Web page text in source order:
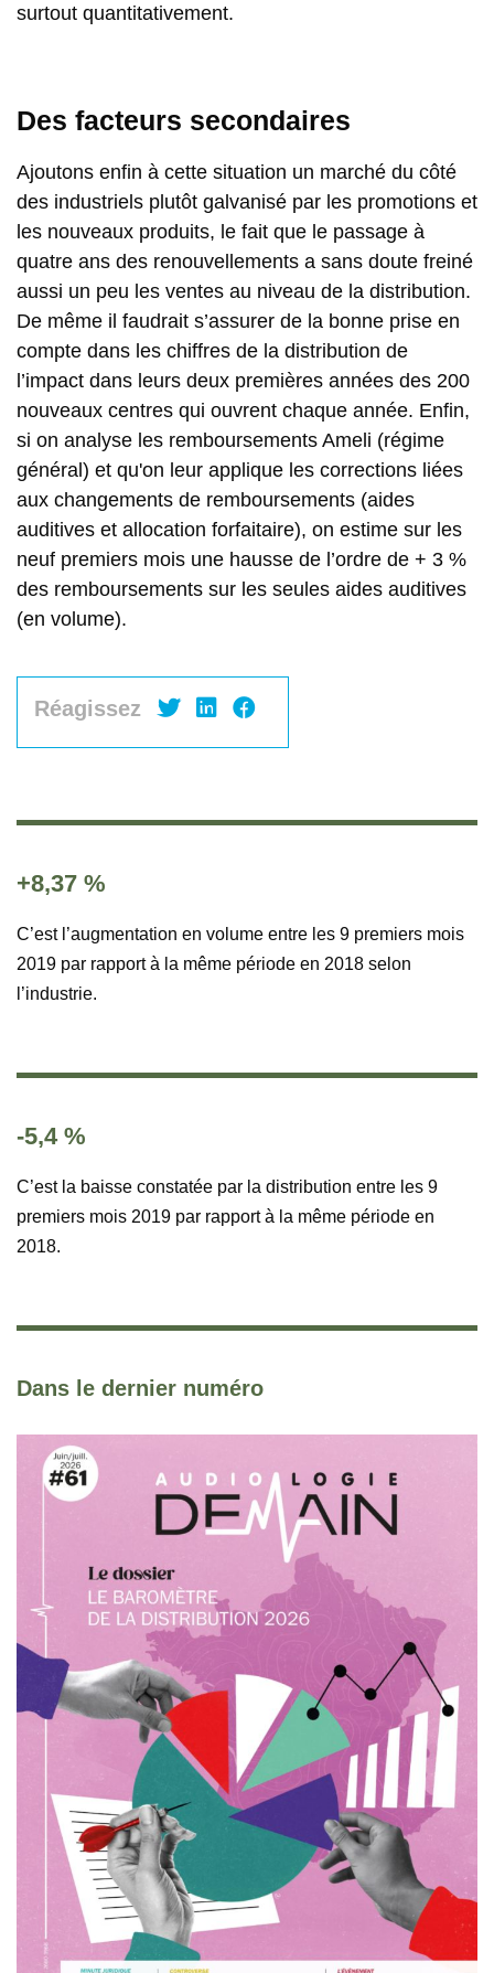
surtout quantitativement.
Des facteurs secondaires
Ajoutons enfin à cette situation un marché du côté
des industriels plutôt galvanisé par les promotions et
les nouveaux produits, le fait que le passage à
quatre ans des renouvellements a sans doute freiné
aussi un peu les ventes au niveau de la distribution.
De même il faudrait s’assurer de la bonne prise en
compte dans les chiffres de la distribution de
l’impact dans leurs deux premières années des 200
nouveaux centres qui ouvrent chaque année. Enfin,
si on analyse les remboursements Ameli (régime
général) et qu'on leur applique les corrections liées
aux changements de remboursements (aides
auditives et allocation forfaitaire), on estime sur les
neuf premiers mois une hausse de l’ordre de + 3 %
des remboursements sur les seules aides auditives
(en volume).
Réagissez
+8,37 %
C’est l’augmentation en volume entre les 9 premiers mois
2019 par rapport à la même période en 2018 selon
l’industrie.
-5,4 %
C’est la baisse constatée par la distribution entre les 9
premiers mois 2019 par rapport à la même période en
2018.
Dans le dernier numéro